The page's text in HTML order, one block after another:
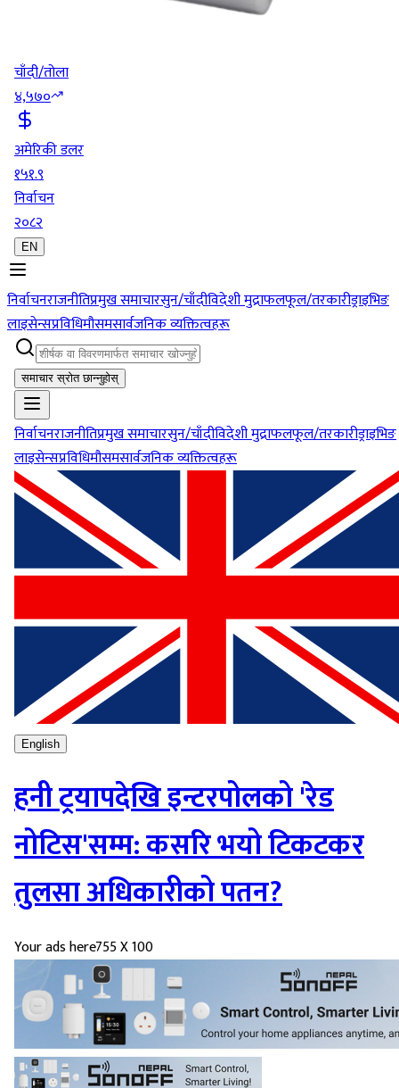
चाँदी/तोला
४,५७०
अमेरिकी डलर
१५१.९
निर्वाचन
२०८२
EN
निर्वाचनराजनीतिप्रमुख समाचारसुन/चाँदीविदेशी मुद्राफलफूल/तरकारीड्राइभिङ
लाइसेन्सप्रविधिमौसमसार्वजनिक व्यक्तित्वहरू
समाचार स्रोत छान्नुहोस्
निर्वाचनराजनीतिप्रमुख समाचारसुन/चाँदीविदेशी मुद्राफलफूल/तरकारीड्राइभिङ
लाइसेन्सप्रविधिमौसमसार्वजनिक व्यक्तित्वहरू
English
हनी ट्रयापदेखि इन्टरपोलको 'रेड
नोटिस'सम्म: कसरि भयो टिकटकर
तुलसा अधिकारीको पतन?
Your ads here755 X 100